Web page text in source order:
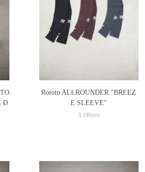
D
Rototo ALLROUNDER "BREEZ
E SLEEVE"
3,190yen